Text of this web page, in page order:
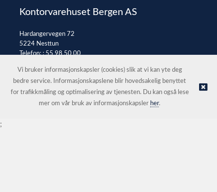
Kontorvarehuset Bergen AS
Hardangervegen 72
5224 Nesttun
Telefon: :55 98 50 00
© Kontorvarehuset Bergen AS |Nettbutikk levert av Kréatif
Vi bruker informasjonskapsler (cookies) slik at vi kan yte deg
bedre service. Informasjonskapslene blir hovedsakelig benyttet
for trafikkmåling og optimalisering av tjenesten. Du kan også lese
mer om vår bruk av informasjonskapsler her.
;